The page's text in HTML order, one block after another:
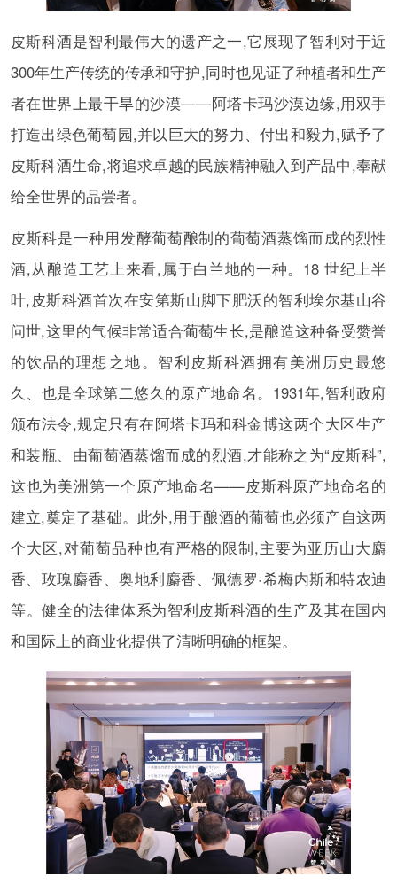
皮斯科酒是智利最伟大的遗产之一,它展现了智利对于近
300年生产传统的传承和守护,同时也见证了种植者和生产
者在世界上最干旱的沙漠——阿塔卡玛沙漠边缘,用双手
打造出绿色葡萄园,并以巨大的努力、付出和毅力,赋予了
皮斯科酒生命,将追求卓越的民族精神融入到产品中,奉献
给全世界的品尝者。
皮斯科是一种用发酵葡萄酿制的葡萄酒蒸馏而成的烈性
酒,从酿造工艺上来看,属于白兰地的一种。18 世纪上半
叶,皮斯科酒首次在安第斯山脚下肥沃的智利埃尔基山谷
问世,这里的气候非常适合葡萄生长,是酿造这种备受赞誉
的饮品的理想之地。智利皮斯科酒拥有美洲历史最悠
久、也是全球第二悠久的原产地命名。1931年,智利政府
颁布法令,规定只有在阿塔卡玛和科金博这两个大区生产
和装瓶、由葡萄酒蒸馏而成的烈酒,才能称之为“皮斯科”,
这也为美洲第一个原产地命名——皮斯科原产地命名的
建立,奠定了基础。此外,用于酿酒的葡萄也必须产自这两
个大区,对葡萄品种也有严格的限制,主要为亚历山大麝
香、玫瑰麝香、奥地利麝香、佩德罗·希梅内斯和特农迪
等。健全的法律体系为智利皮斯科酒的生产及其在国内
和国际上的商业化提供了清晰明确的框架。